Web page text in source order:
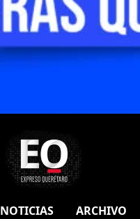
NOTICIAS ARCHIVO